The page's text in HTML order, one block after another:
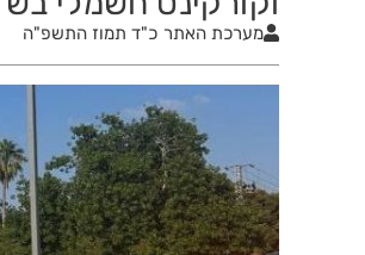
מערכת האתר כ"ד תמוז התשפ"ה